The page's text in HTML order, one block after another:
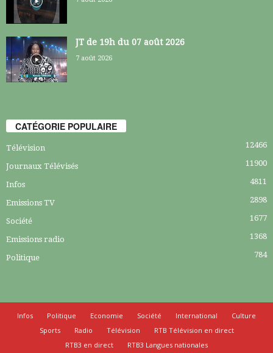
JT de 19h du 07 août 2026
7 août 2026
CATÉGORIE POPULAIRE
Télévision 12466
Journaux Télévisés 11900
Infos 4811
Emissions TV 2898
Société 1677
Emissions radio 1368
Politique 784
Infos Politique Economie Société International
Culture
Sports
Radio Télévision
RTB Télévision en direct
RTB3 en direct
RTB3 Langues nationales